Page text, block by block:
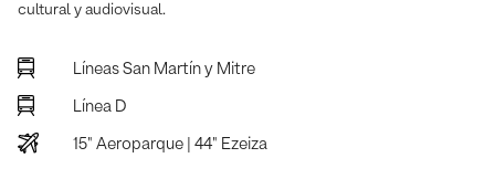
cultural y audiovisual.
Líneas San Martín y Mitre
Línea D
15" Aeroparque | 44" Ezeiza